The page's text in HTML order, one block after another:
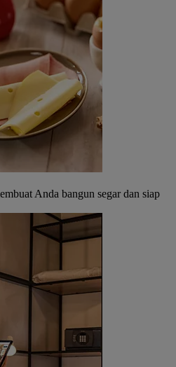
Anda bangun segar dan siap